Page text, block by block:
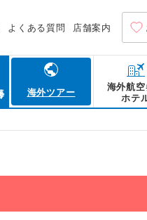
よくある質問 店舗案内
海外ツアー
海外航空
ホテ